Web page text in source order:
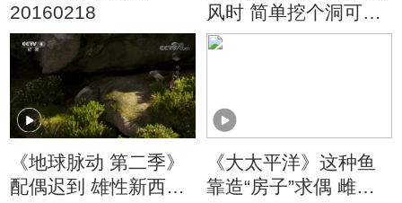
20160218
风时 简单挖个洞可躲
避捡条命
《地球脉动 第二季》
配偶迟到 雄性新西兰
《大太平洋》这种鱼
靠造“房子”求偶 雌性